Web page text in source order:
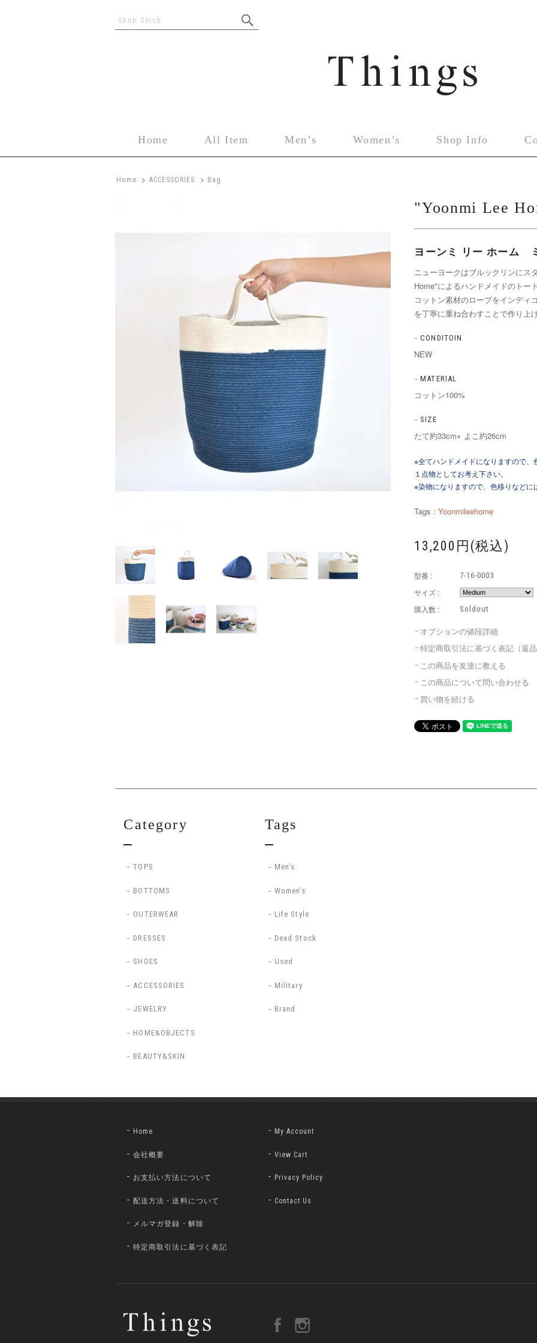
Shop Serch
Home All Item Men’s Women’s Shop Info
Home > ACCESSORIES > Bag
"Yoonmi Lee
ヨーンミ リー ホーム
ニューヨークはブルックリンにス
Home"によるハンドメイドのトー
コットン素材のロープをインディ
を丁寧に重ね合わすことで作り上
CONDITOIN
NEW
MATERIAL
コットン100%
SIZE
たて約33cm× よこ約26cm
※全てハンドメイドになりますので
１点物としてお考え下さい。
※染物になりますので、色移りなど
Tags :Yoonmileehome
13,200円(税込)
型番 : 7-16-0003
サイズ :
購入数 :
Soldout
オプションの値段詳細
特定商取引法に基づく表記（返
この商品を友達に教える
この商品について問い合わせる
買い物を続ける
Category
TOPS
BOTTOMS
OUTERWEAR
DRESSES
SHOES
ACCESSORIES
JEWELRY
HOME&OBJECTS
BEAUTY&SKIN
Tags
Men’s
Women’s
Life Style
Dead Stock
Used
Military
Brand
Home
会社概要
お支払い方法について
配送方法・送料について
メルマガ登録・解除
特定商取引法に基づく表記
My Account
View Cart
Privacy Policy
Contact Us